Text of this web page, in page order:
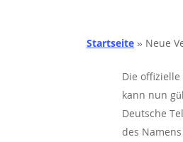
Startseite » Neue
Die
kann nun
Deutsche
des